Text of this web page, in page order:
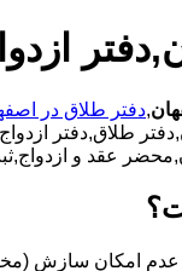
,دفتر طلاق در
طلاق,دفتر
عقد و